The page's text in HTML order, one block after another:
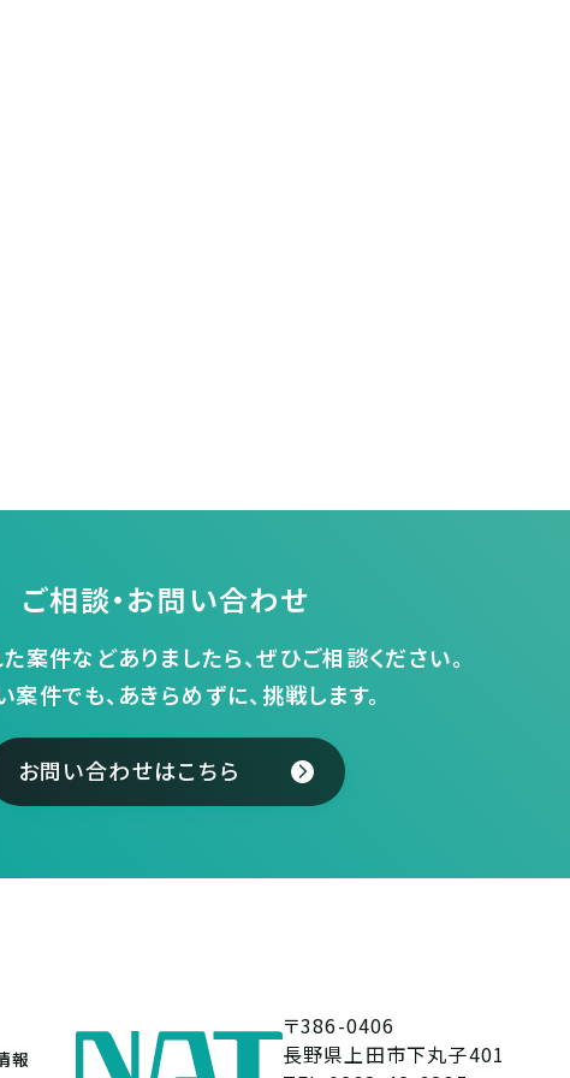
ご相談・お問い合わせ
案件などありましたら、ぜひご相談ください。
案件でも、あきらめずに、挑戦します。
お問い合わせはこちら
〒386-0406
長野県上田市下丸子401
報